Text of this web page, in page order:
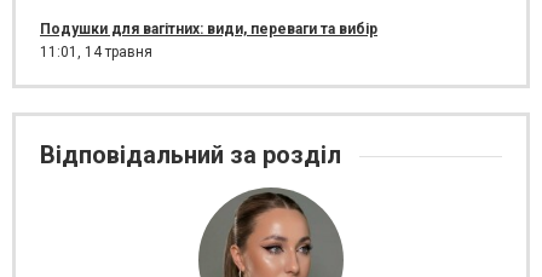
Подушки для вагітних: види, переваги та вибір
11:01, 14 травня
Відповідальний за розділ